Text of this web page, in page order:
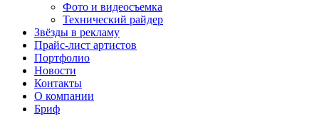
Фото и видеосъемка
Технический райдер
Звёзды в рекламу
Прайс-лист артистов
Портфолио
Новости
Контакты
О компании
Бриф